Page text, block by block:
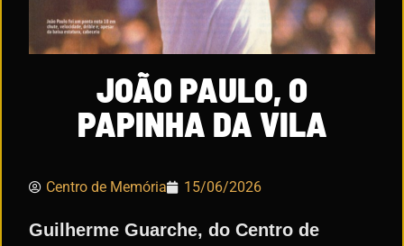
JOÃO PAULO, O
PAPINHA DA VILA
Centro de Memória 15/06/2026
Guilherme Guarche, do Centro de